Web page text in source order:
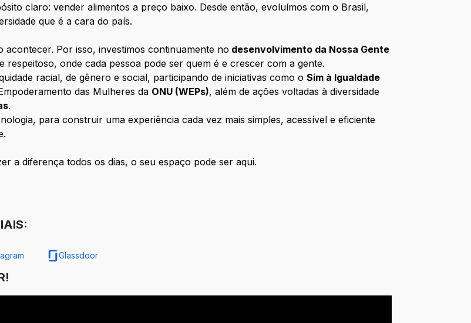
claro: vender alimentos a preço baixo. Desde então, evoluímos com o Brasil,
que é a cara do país.
acontecer. Por isso, investimos continuamente no desenvolvimento da Nossa Gente
respeitoso, onde cada pessoa pode ser quem é e crescer com a gente.
racial, de gênero e social, participando de iniciativas como oSim à Igualdade
das Mulheres da ONU (WEPs), além de ações voltadas à diversidade
.
para construir uma experiência cada vez mais simples, acessível e eficiente
a diferença todos os dias, o seu espaço pode ser aqui.
Glassdoor